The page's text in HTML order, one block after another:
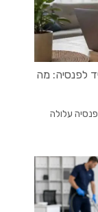
לפנסיה: מה
עלולה